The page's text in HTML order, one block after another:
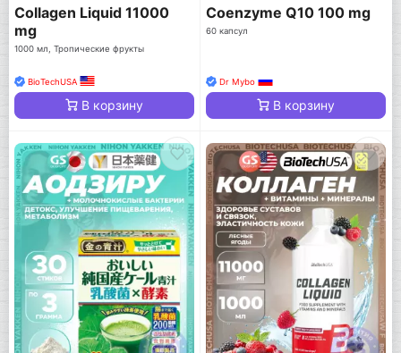
Collagen Liquid 11000
mg
1000 мл, Тропические фрукты
BioTechUSA
В корзину
Coenzyme Q10 100 mg
60 капсул
Dr Mybo
В корзину